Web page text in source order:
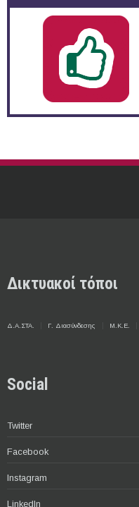
Δικτυακοί τόποι
Δ.Α.ΣΤΑ. Γ. Διασύνδεσης Μ.Κ.Ε.
Social
Twitter
Facebook
Instagram
LinkedIn